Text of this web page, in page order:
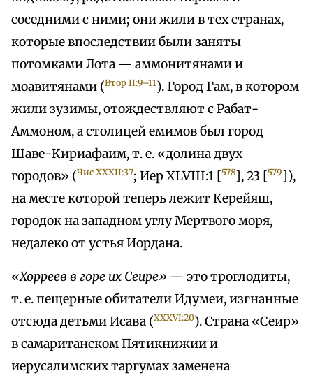
соседними с ними; они жили в тех странах,
которые впоследствии были заняты
потомками Лота — аммонитянами и
моавитянами (Втор II:9–11). Город Гам, в котором
жили зузимы, отождествляют с Рабат-
Аммоном, а столицей емимов был город
Шаве-Кириафаим, т. е. «долина двух
городов» (Чис XXXII:37; Иер XLVIII:1 [578], 23 [579 ]),
на месте которой теперь лежит Керейяш,
городок на западном углу Мертвого моря,
недалеко от устья Иордана.
«Хорреев в горе их Сеире» — это троглодиты,
т. е. пещерные обитатели Идумеи, изгнанные
отсюда детьми Исава (XXXVI:20). Страна «Сеир»
в самаританском Пятикнижии и
иерусалимских таргумах заменена